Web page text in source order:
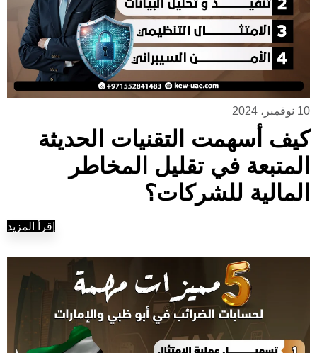
10 نوفمبر، 2024
كيف أسهمت التقنيات الحديثة
المتبعة في تقليل المخاطر
المالية للشركات؟
إقرأ المزيد